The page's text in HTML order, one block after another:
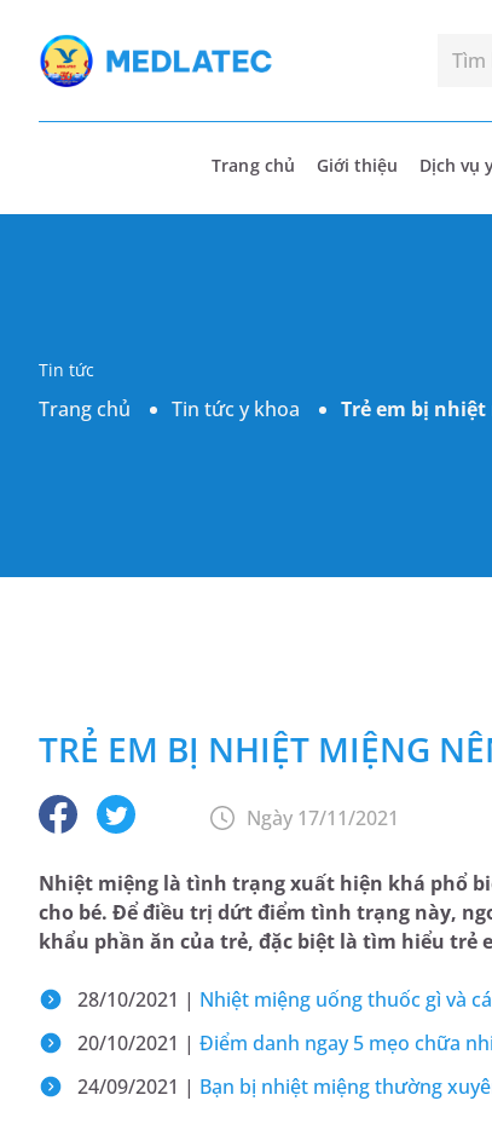
Trang chủ Giới thiệu Dịch vụ
Tin tức
Trang chủ Tin tức y khoa Trẻ em bị
TRẺ EM BỊ NHIỆT MIỆNG
Ngày 17/11/2021
Nhiệt miệng là tình trạng xuất hiện khá phổ
cho bé. Để điều trị dứt điểm tình trạng này,
khẩu phần ăn của trẻ, đặc biệt là tìm hiểu trẻ
28/10/2021 | Nhiệt miệng uống thuốc gì và
20/10/2021 | Điểm danh ngay 5 mẹo chữa
24/09/2021 | Bạn bị nhiệt miệng thường